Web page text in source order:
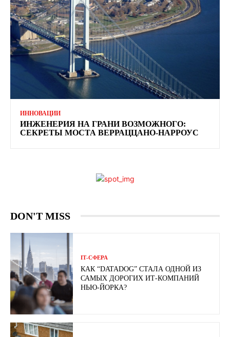
ИННОВАЦИИ
ИНЖЕНЕРИЯ НА ГРАНИ ВОЗМОЖНОГО:
СЕКРЕТЫ МОСТА ВЕРРАЦЦАНО-НАРРОУС
DON'T MISS
ІТ-СФЕРА
КАК “DATADOG” СТАЛА ОДНОЙ ИЗ
САМЫХ ДОРОГИХ ИТ-КОМПАНИЙ
НЬЮ-ЙОРКА?